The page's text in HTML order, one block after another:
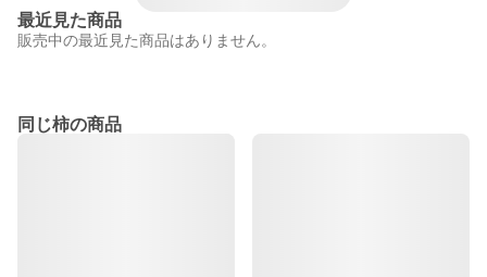
最近見た商品
販売中の最近見た商品はありません。
同じ柿の商品